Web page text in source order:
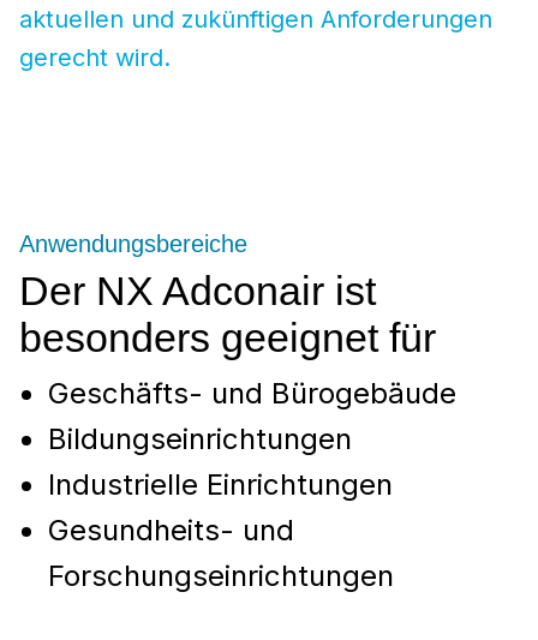
aktuellen und zukünftigen Anforderungen
gerecht wird.
Der NX Adconair ist
besonders geeignet für
Anwendungsbereiche
Geschäfts- und Bürogebäude
Bildungseinrichtungen
Industrielle Einrichtungen
Gesundheits- und
Forschungseinrichtungen